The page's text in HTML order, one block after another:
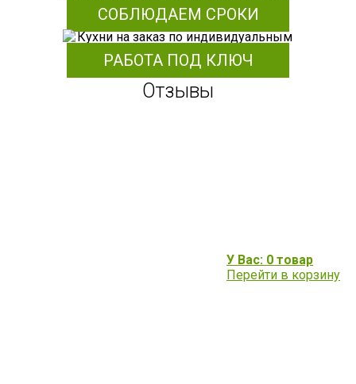
СОБЛЮДАЕМ СРОКИ
РАБОТА ПОД КЛЮЧ
Отзывы
У Вас: 0 товар
Перейти в корзину